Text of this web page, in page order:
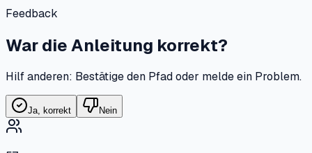
Feedback
War die Anleitung korrekt?
Hilf anderen: Bestätige den Pfad oder melde ein Problem.
Ja, korrekt Nein